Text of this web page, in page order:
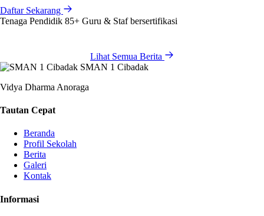
Daftar Sekarang
Tenaga Pendidik 85+ Guru & Staf bersertifikasi
Lihat Semua Berita
SMAN 1 Cibadak
Vidya Dharma Anoraga
Tautan Cepat
Beranda
Profil Sekolah
Berita
Galeri
Kontak
Informasi